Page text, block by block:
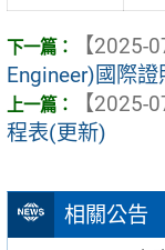
相關公告
【2025-
Engineer)國際證
【2025-
程表(更新)